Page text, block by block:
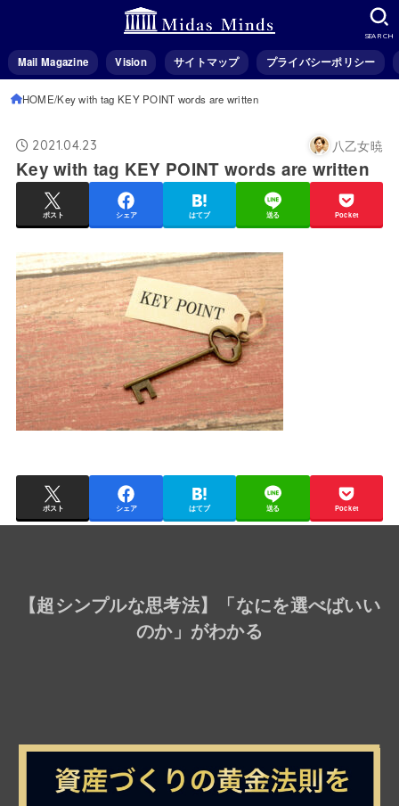
Mail Magazine Vision サイトマップ プライバシーポリシー
SEARCH
HOME Key with tag KEY POINT words are written
2021.04.23 八乙女暁
Key with tag KEY POINT words are written
ポスト シェア はてブ 送る Pocket
ポスト シェア はてブ 送る Pocket
【超シンプルな思考法】「なにを選べばいい
のか」がわかる